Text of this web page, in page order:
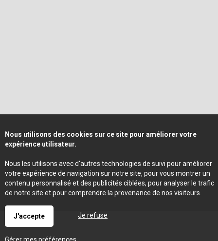
Nous utilisons des cookies sur ce site pour améliorer votre
expérience utilisateur.
Nous les utilisons avec d'autres technologies de suivi pour améliorer
votre expérience de navigation sur notre site, pour vous montrer un
contenu personnalisé et des publicités ciblées, pour analyser le trafic
de notre site et pour comprendre la provenance de nos visiteurs.
J'accepte Je refuse